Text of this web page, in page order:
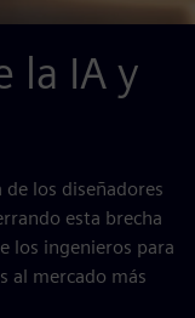
la IA y
de los diseñadores
esta brecha
los ingenieros para
al mercado más